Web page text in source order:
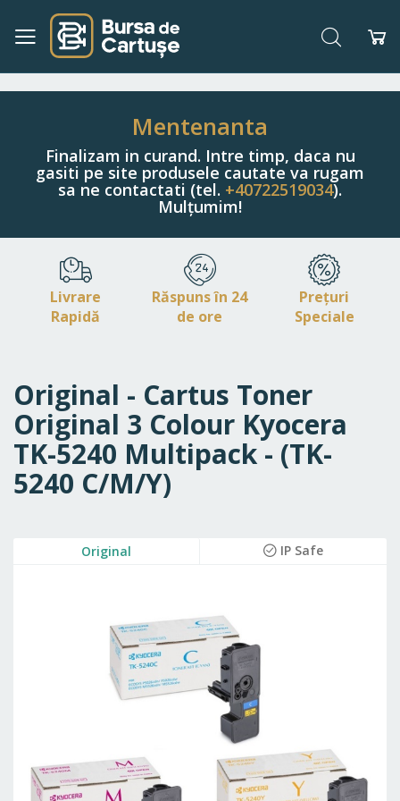
Navigați
Conținut
Căutare
Mentenanta
Finalizam in curand. Intre timp, daca nu
gasiti pe site produsele cautate va rugam
sa ne contactati (tel. +40722519034).
Mulțumim!
Livrare
Rapidă
Răspuns în 24
de ore
Prețuri
Speciale
Original - Cartus Toner
Original 3 Colour Kyocera
TK-5240 Multipack - (TK-
5240 C/M/Y)
Original IP Safe